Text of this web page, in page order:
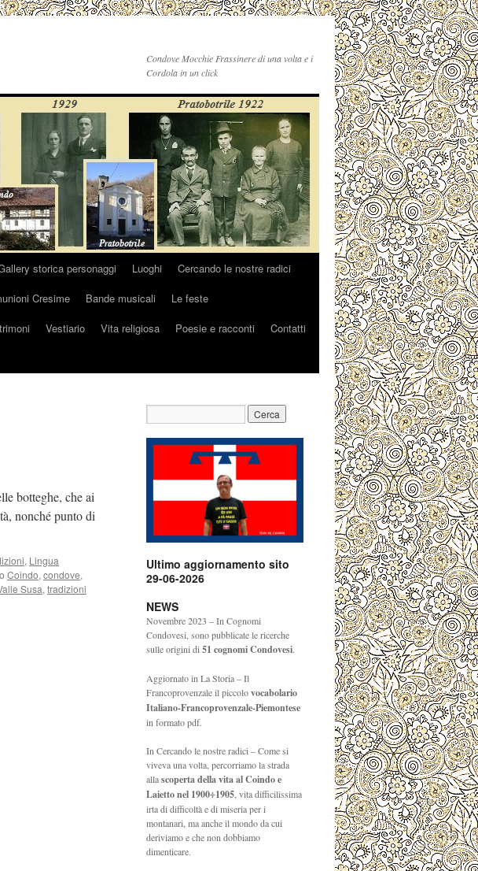
Condove Mocchie Frassinere di una volta e i
Cordola in un click
storica personaggi Luoghi
Cercando le nostre radici
Cresime Bande musicali
Le feste
Vestiario Vita religiosa Poesie e racconti
Contatti
botteghe, che ai
nonché punto di
, Lingua
Coindo, condove,
Susa, tradizioni
Ultimo aggiornamento sito
29-06-2026
NEWS
Novembre 2023 – In Cognomi
Condovesi, sono pubblicate le ricerche
sulle origini di51 cognomi Condovesi.
Aggiornato in La Storia – Il
Francoprovenzale il piccolovocabolario
Italiano-Francoprovenzale-Piemontese
in formato pdf.
In Cercando le nostre radici – Come si
viveva una volta, percorriamo la strada
allascoperta della vita al Coindo e
Laietto nel 1900÷1905, vita difficilissima
irta di difficoltà e di miseria per i
montanari, ma anche il mondo da cui
deriviamo e che non dobbiamo
dimenticare.